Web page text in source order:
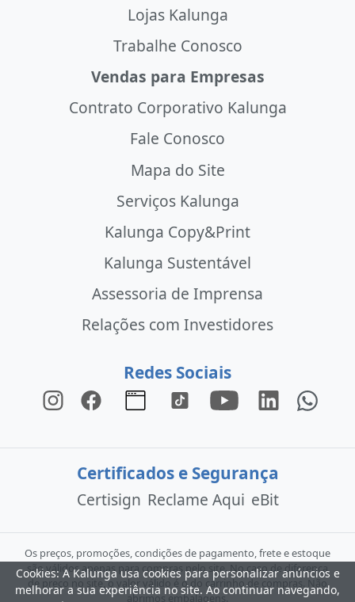
Lojas Kalunga
Trabalhe Conosco
Vendas para Empresas
Contrato Corporativo Kalunga
Fale Conosco
Mapa do Site
Serviços Kalunga
Kalunga Copy&Print
Kalunga Sustentável
Assessoria de Imprensa
Relações com Investidores
Redes Sociais
Certificados e Segurança
Certisign Reclame Aqui eBit
Os preços, promoções, condições de pagamento, frete e estoque
são válidos apenas para compras pelo site. No caso de diferença
de preço no site, o valor válido é o do carrinho de compras. Não
abrimos embalagens.
Cookies: A Kalunga usa cookies para personalizar anúncios e
melhorar a sua experiência no site. Ao continuar navegando,